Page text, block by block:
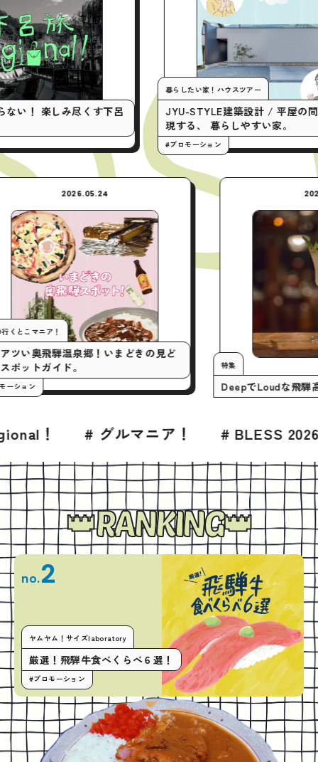
くす下呂
暮らしたい家！ハウスツアー
JYU-STYLE建築設計 / 平屋の間取りで実
現する、 暮らしやすい家。
#プロモーション
今月の行くとこマニア！
いまアツい奥飛騨温泉郷！いまどきの見ど
ころスポットガイド。
#プロモーション Deepで
ニア！ # BLESS 2026年7月号 # グ
RANKING
no.2
ヤムヤム！サイズlaboratory
厳選！飛騨牛食べくらべ６選！
#プロモーション